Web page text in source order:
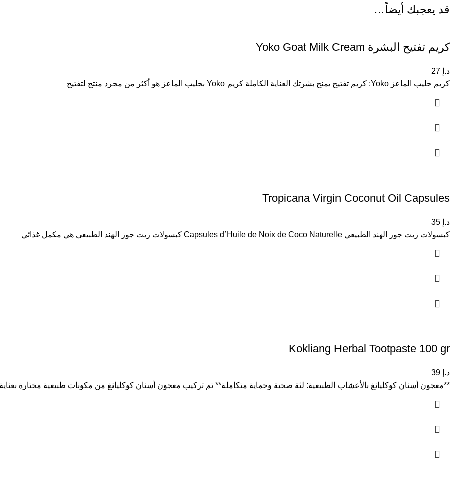
قد يعجبك أيضاً…
كريم تفتيح البشرة Yoko Goat Milk Cream
د.إ
كريم حليب الماعز Yoko: كريم تفتيح يمنح بشرتك العناية الكاملة كريم Yoko بحليب الماعز هو أكثر من مجرد منتج لتفتيح
Tropicana Virgin Coconut Oil Capsules
د.إ
كبسولات زيت جوز الهند الطبيعي Capsules d’Huile de Noix de Coco Naturelle كبسولات زيت جوز الهند الطبيعي هي مكمل غذائي
Kokliang Herbal Tootpaste 100 gr
د.إ
**معجون أسنان كوكليانغ بالأعشاب الطبيعية: لثة صحية وحماية متكاملة** تم تركيب معجون أسنان كوكليانغ من مكونات طبيعية مختارة